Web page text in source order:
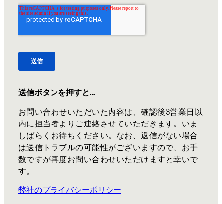
送信ボタンを押すと…
お問い合わせいただいた内容は、確認後3営業日以
内に担当者よりご連絡させていただきます。いま
しばらくお待ちください。なお、返信がない場合
は送信トラブルの可能性がございますので、お手
数ですが再度お問い合わせいただけますと幸いで
す。
弊社のプライバシーポリシー